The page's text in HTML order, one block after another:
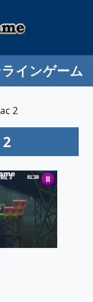
インゲーム
2